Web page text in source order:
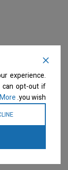
experience.
can opt-out if
you wish.